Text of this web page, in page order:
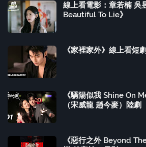
線上看電影：章若楠 吳
Beautiful To Lie》
《家裡家外》線上看短
《驕陽似我 Shine On
（宋威龍 趙今麥）陸劇
《惡行之外 Beyond